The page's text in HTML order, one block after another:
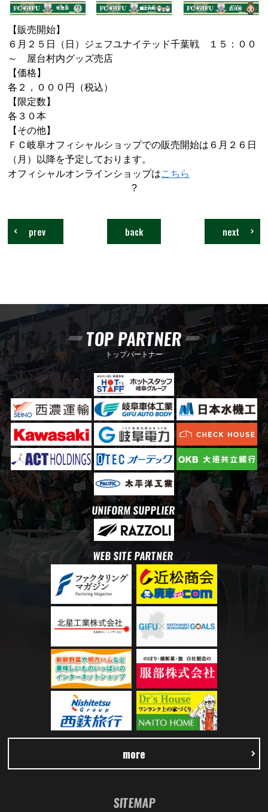
【販売開始】
６月２５日（日）ジェフユナイテッド千葉戦 １５：００
～ 屋台村内グッズ売店
【価格】
各２，０００円（税込）
【限定数】
各３０本
【その他】
ＦＣ岐阜オフィシャルショップでの販売開始は６月２６日
（月）以降を予定しております。
オフィシャルオンラインショップはこちら
?
next
back
prev
TOP PARTNER
トップパートナー
UNIFORM SUPPLIER
WEB SITE PARTNER
more
SITEMAP